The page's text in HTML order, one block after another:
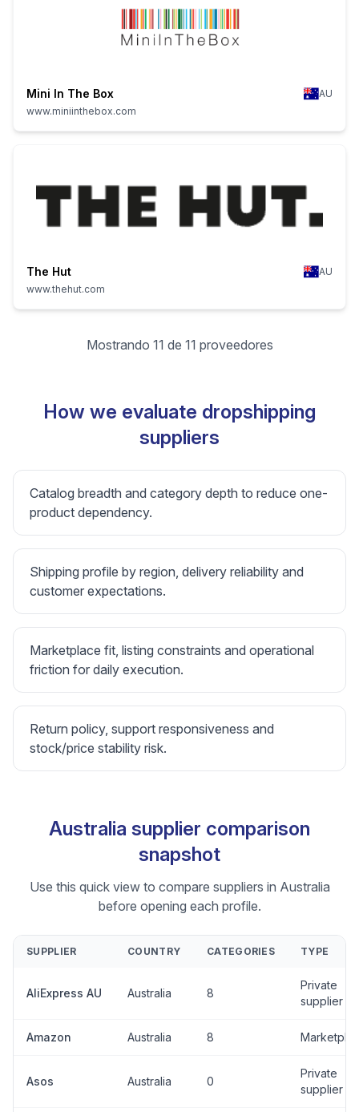
Mini In The Box
AU
www.miniinthebox.com
The Hut
AU
www.thehut.com
Mostrando 11 de 11 proveedores
How we evaluate dropshipping
suppliers
Catalog breadth and category depth to reduce one-
product dependency.
Shipping profile by region, delivery reliability and
customer expectations.
Marketplace fit, listing constraints and operational
friction for daily execution.
Return policy, support responsiveness and
stock/price stability risk.
Australia supplier comparison
snapshot
Use this quick view to compare suppliers in Australia
before opening each profile.
SUPPLIER COUNTRY CATEGORIES TYPE
AliExpress AU Australia 8
Private
supplier
Amazon Australia 8
Asos Australia 0
Private
supplier